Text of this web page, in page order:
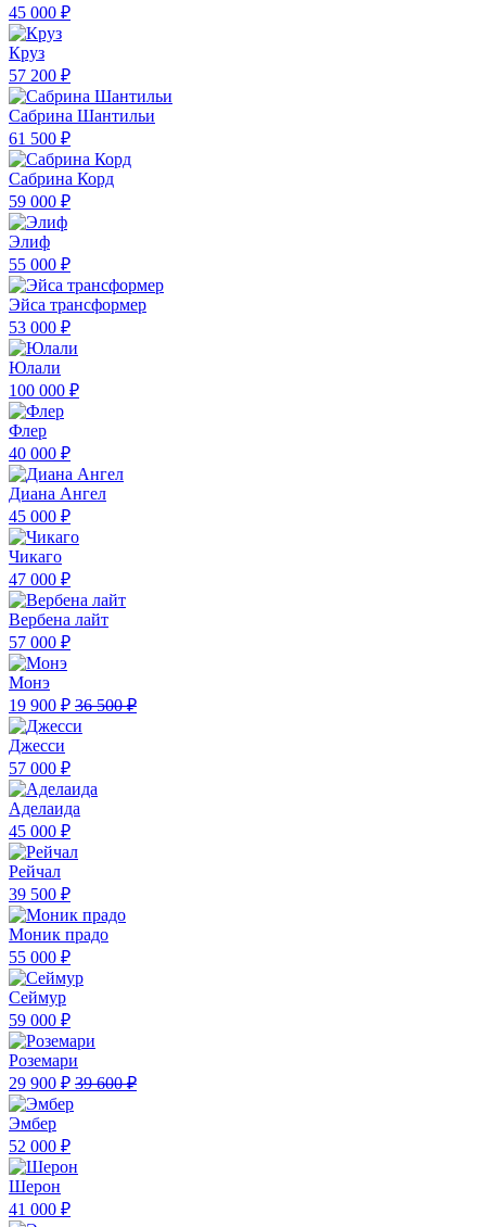
45 000 ₽
Круз
57 200 ₽
Сабрина Шантильи
61 500 ₽
Сабрина Корд
59 000 ₽
Элиф
55 000 ₽
Эйса трансформер
53 000 ₽
Юлали
100 000 ₽
Флер
40 000 ₽
Диана Ангел
45 000 ₽
Чикаго
47 000 ₽
Вербена лайт
57 000 ₽
Монэ
19 900 ₽ 36 500 ₽
Джесси
57 000 ₽
Аделаида
45 000 ₽
Рейчал
39 500 ₽
Моник прадо
55 000 ₽
Сеймур
59 000 ₽
Роземари
29 900 ₽ 39 600 ₽
Эмбер
52 000 ₽
Шерон
41 000 ₽